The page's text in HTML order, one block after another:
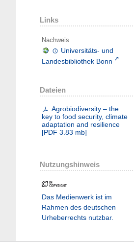
Links
Nachweis
Universitäts- und
Landesbibliothek Bonn
Dateien
Agrobiodiversity – the
key to food security, climate
adaptation and resilience
[PDF 3.83 mb]
Nutzungshinweis
Das Medienwerk ist im
Rahmen des deutschen
Urheberrechts nutzbar.